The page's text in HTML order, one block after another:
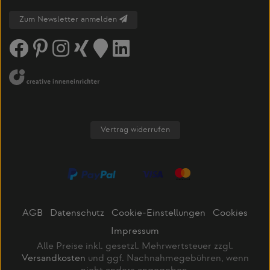
Zum Newsletter anmelden
Vertrag widerrufen
AGB Datenschutz Cookie-Einstellungen
Cookies
Impressum
Alle Preise inkl. gesetzl. Mehrwertsteuer zzgl.
Versandkosten und ggf. Nachnahmegebühren, wenn